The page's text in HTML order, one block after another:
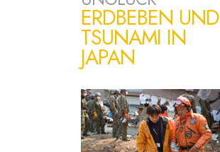
ERDBEBEN UND
TSUNAMI IN
JAPAN